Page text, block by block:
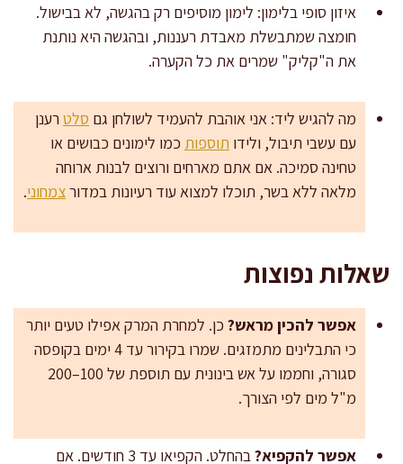
איזון סופי בלימון: לימון מוסיפים רק בהגשה, לא בבישול.
חומצה שמתבשלת מאבדת רעננות, ובהגשה היא נותנת
את ה"קליק" שמרים את כל הקערה.
מה להגיש ליד: אני אוהבת להעמיד לשולחן גם סלט רענן
עם עשבי תיבול, ולידו תוספות כמו לימונים כבושים או
טחינה סמיכה. אם אתם מארחים ורוצים לבנות ארוחה
מלאה ללא בשר, תוכלו למצוא עוד רעיונות במדורצמחוני.
שאלות נפוצות
אפשר להכין מראש? כן. למחרת המרק אפילו טעים יותר
כי התבלינים מתמזגים. שמרו בקירור עד 4 ימים בקופסה
סגורה, וחממו על אש בינונית עם תוספת של 100–200
מ"ל מים לפי הצורך.
אפשר להקפיא?
בהחלט. הקפיאו עד 3 חודשים. אם